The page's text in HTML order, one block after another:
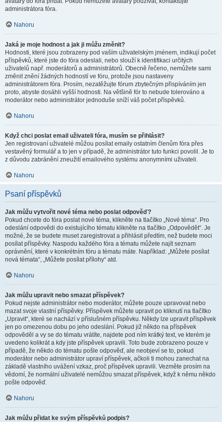
administrátora fóra.
Nahoru
Jaká je moje hodnost a jak ji můžu změnit?
Hodnosti, které jsou zobrazeny pod vaším uživatelským jménem, indikují počet
příspěvků, které jste do fóra odeslali, nebo slouží k identifikaci určitých
uživatelů např. moderátorů a administrátorů. Obecně řečeno, nemůžete sami
změnit znění žádných hodností ve fóru, protože jsou nastaveny
administrátorem fóra. Prosím, nezatěžujte fórum zbytečným přispíváním jen
proto, abyste dosáhli vyšší hodnosti. Na většině fór to nebude tolerováno a
moderátor nebo administrátor jednoduše sníží váš počet příspěvků.
Nahoru
Když chci poslat email uživateli fóra, musím se přihlásit?
Jen registrovaní uživatelé můžou posílat emaily ostatním členům fóra přes
vestavěný formulář a to jen v případě, že administrátor tuto funkci povolil. Je to
z důvodu zabránění zneužití emailového systému anonymními uživateli.
Nahoru
Psaní příspěvků
Jak můžu vytvořit nové téma nebo poslat odpověď?
Pokud chcete do fóra poslat nové téma, klikněte na tlačítko „Nové téma“. Pro
odeslání odpovědi do existujícího tématu klikněte na tlačítko „Odpovědět“. Je
možné, že se budete muset zaregistrovat a přihlásit předtím, než budete moci
posílat příspěvky. Naspodu každého fóra a tématu můžete najít seznam
oprávnění, které v konkrétním fóru a tématu máte. Například: „Můžete posílat
nová témata“, „Můžete posílat přílohy“ atd.
Nahoru
Jak můžu upravit nebo smazat příspěvek?
Pokud nejste administrátor nebo moderátor, můžete pouze upravovat nebo
mazat svoje vlastní příspěvky. Příspěvek můžete upravit po kliknutí na tlačítko
„Upravit“, které se nachází v příslušném příspěvku. Někdy lze upravit příspěvek
jen po omezenou dobu po jeho odeslání. Pokud již někdo na příspěvek
odpověděl a vy se do tématu vrátíte, najdete pod ním krátký text, ve kterém je
uvedeno kolikrát a kdy jste příspěvek upravili. Toto bude zobrazeno pouze v
případě, že někdo do tématu pošle odpověď, ale neobjeví se to, pokud
moderátor nebo administrátor upraví příspěvek, ačkoli ti mohou zanechat na
základě vlastního uvážení vzkaz, proč příspěvek upravili. Vezměte prosím na
vědomí, že normální uživatelé nemůžou smazat příspěvek, když k němu někdo
pošle odpověď.
Nahoru
Jak můžu přidat ke svým příspěvků podpis?